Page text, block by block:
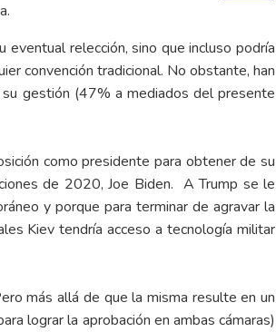
relección, sino que incluso podría
convención tradicional. No obstante, han
gestión (47% a mediados del presente
como presidente para obtener de su
de 2020, Joe Biden. A Trump se le
y porque para terminar de agravar la
Kiev tendría acceso a tecnología militar
más allá de que la misma resulte en un
lograr la aprobación en ambas cámaras)